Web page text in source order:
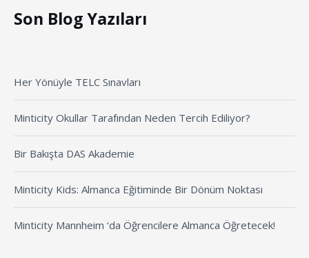
Son Blog Yazıları
Her Yönüyle TELC Sınavları
Minticity Okullar Tarafından Neden Tercih Ediliyor?
Bir Bakışta DAS Akademie
Minticity Kids: Almanca Eğitiminde Bir Dönüm Noktası
Minticity Mannheim ‘da Öğrencilere Almanca Öğretecek!